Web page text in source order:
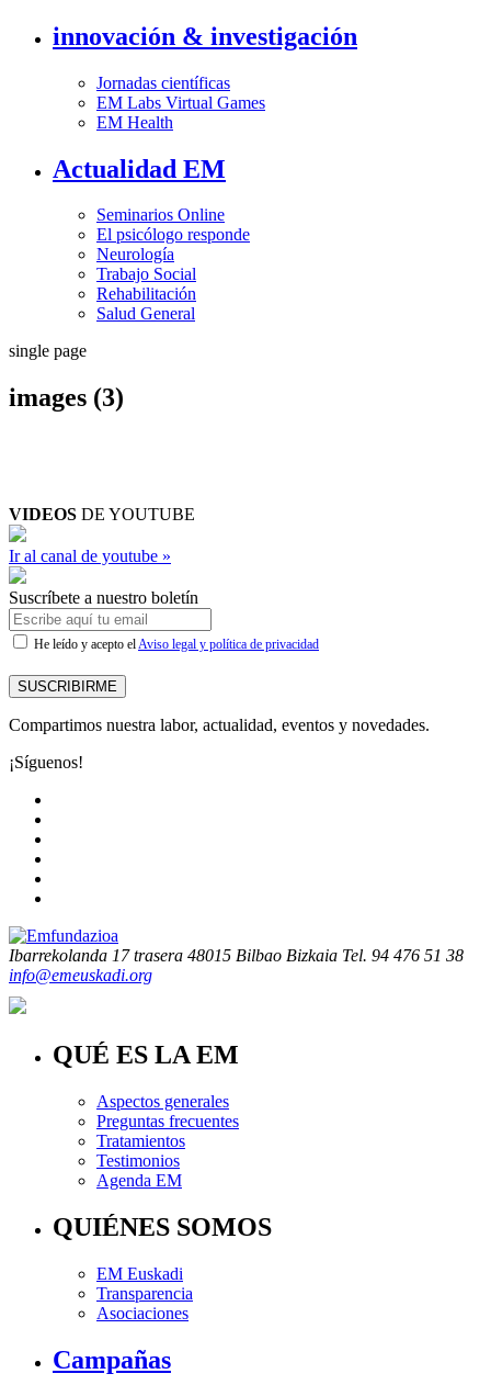
innovación & investigación
Jornadas científicas
EM Labs Virtual Games
EM Health
Actualidad EM
Seminarios Online
El psicólogo responde
Neurología
Trabajo Social
Rehabilitación
Salud General
single page
images (3)
VIDEOS DE YOUTUBE
Ir al canal de youtube »
Suscríbete a nuestro boletín
He leído y acepto elAviso legal y política de privacidad
SUSCRIBIRME
Compartimos nuestra labor, actualidad, eventos y novedades.
¡Síguenos!
Ibarrekolanda 17 trasera 48015 Bilbao Bizkaia Tel. 94 476 51 38
info@emeuskadi.org
QUÉ ES LA EM
Aspectos generales
Preguntas frecuentes
Tratamientos
Testimonios
Agenda EM
QUIÉNES SOMOS
EM Euskadi
Transparencia
Asociaciones
Campañas